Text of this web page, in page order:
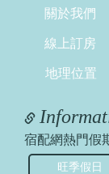
關於我們
線上訂房
地理位置
宿配網熱門假
旺季假日